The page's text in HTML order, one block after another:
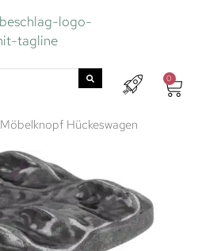
0
Möbelknopf Hückeswagen